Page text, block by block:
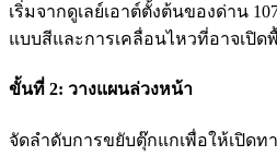
เริ่มจากดูเลย์เอาต์ตั้งต้นของด่าน
แบบสีและการเคลื่อนไหวที่อาจเปิ
ขั้นที่ 2: วางแผนล่วงหน้า
จัดลำดับการขยับตุ๊กแกเพื่อให้เปิดท